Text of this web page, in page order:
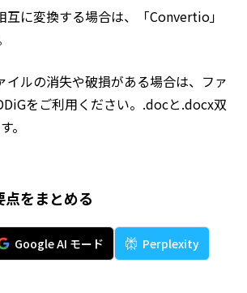
互に変換する場合は、「Convertio」
ルの消失や破損がある場合は、ファ
をご利用ください。.docと.docx双
。
をまとめる
Google AI モード Perplexity